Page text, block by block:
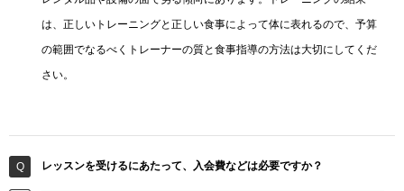
は、正しいトレーニングと正しい食事によって体に表れるので、予算
の範囲でなるべくトレーナーの質と食事指導の方法は大切にしてくだ
さい。
レッスンを受けるにあたって、入会費などは必要ですか？